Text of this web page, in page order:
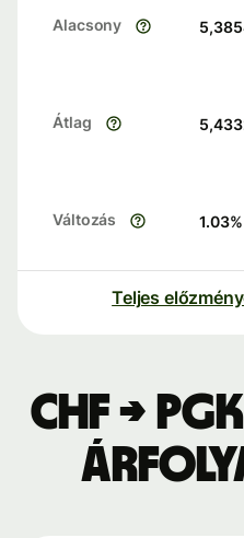
Alacsony
Átlag
Változás 1.03%
Teljes
CHF →